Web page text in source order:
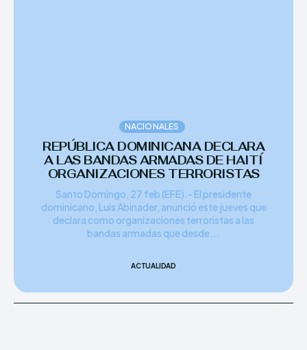
NACIONALES
REPÚBLICA DOMINICANA DECLARA
A LAS BANDAS ARMADAS DE HAITÍ
ORGANIZACIONES TERRORISTAS
Santo Domingo, 27 feb (EFE).- El presidente
dominicano, Luis Abinader, anunció este jueves que
declara como organizaciones terroristas a las
bandas armadas que desde...
ACTUALIDAD